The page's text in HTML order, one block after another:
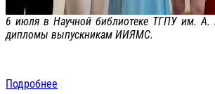
6 июля в Научной библиотеке ТГПУ им. А.
дипломы выпускникам ИИЯМС.
Подробнее